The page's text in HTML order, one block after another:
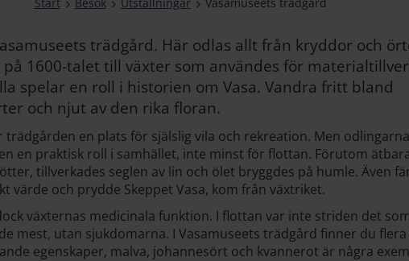
trädgård. Här odlas allt från kryddor och
1600-talet till växter som användes för
spelar en roll i historien om Vasa. Vandra fritt bland
och njut av den rika floran.
trädgården en plats för själslig vila och rekreation. Men
en praktisk roll i samhället, inte minst för flottan. Förutom
tillverkades seglen av lin och ölet bryggdes på humle. Även
värde och prydde Skeppet Vasa, kom från växtriket.
växternas medicinala funktion. I flottan var inte striden det
mest, utan sjukdomarna. I Vasamuseets trädgård finner du
egenskaper, malva, johannesört och kvannerot är några